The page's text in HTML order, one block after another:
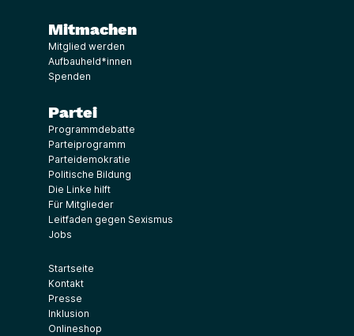
Mitmachen
Mitglied werden
Aufbauheld*innen
Spenden
Partei
Programmdebatte
Parteiprogramm
Parteidemokratie
Politische Bildung
Die Linke hilft
Für Mitglieder
Leitfaden gegen Sexismus
Jobs
Startseite
Kontakt
Presse
Inklusion
Onlineshop